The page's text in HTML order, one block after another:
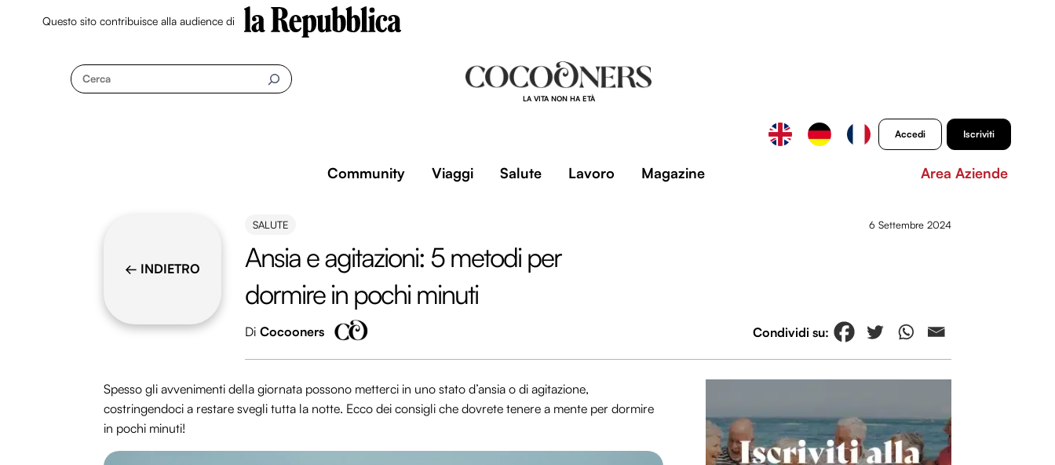
Questo sito contribuisce alla audience di
Cerca
LA VITA NON HA ETÀ
Accedi Iscriviti
Community Viaggi Salute Lavoro Magazine Area Aziende
← INDIETRO
SALUTE 6 Settembre 2024
Ansia e agitazioni: 5 metodi per
dormire in pochi minuti
Di Cocooners
Spesso gli avvenimenti della giornata possono metterci in uno stato d’ansia o di agitazione,
costringendoci a restare svegli tutta la notte. Ecco dei consigli che dovrete tenere a mente per dormire
in pochi minuti!